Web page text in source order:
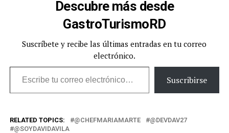
Descubre más desde
GastroTurismoRD
Suscríbete y recibe las últimas entradas en tu correo
electrónico.
Escribe tu correo electrónico…
Suscribirse
RELATED TOPICS: @CHEFMARIAMARTE
@DEVDAV27
@SOYDAVIDAVILA